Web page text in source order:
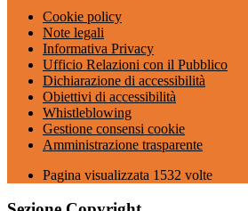
Cookie policy
Note legali
Informativa Privacy
Ufficio Relazioni con il Pubblico
Dichiarazione di accessibilità
Obiettivi di accessibilità
Whistleblowing
Gestione consensi cookie
Amministrazione trasparente
Pagina visualizzata 1532 volte